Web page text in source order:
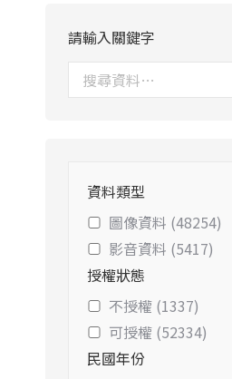
請輸入關鍵字
資料類型
圖像資料 (48254)
影音資料 (5417)
授權狀態
不授權 (1337)
可授權 (52334)
民國年份